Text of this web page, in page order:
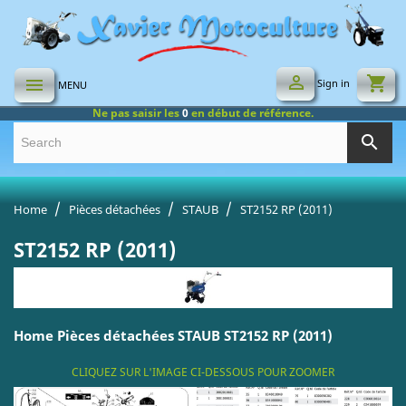
 MENU shopping_cart
 Sign in
search
Ne pas saisir les0en début de référence.
Home Pièces détachées STAUB ST2152 RP (2011)
ST2152 RP (2011)
Home Pièces détachées STAUB ST2152 RP (2011)
CLIQUEZ SUR L'IMAGE CI-DESSOUS POUR ZOOMER